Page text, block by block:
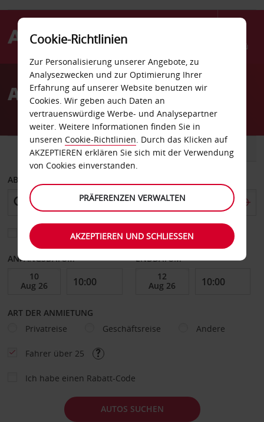
Menü
AvisAutovermietung Zeitz
FAHRZEUG TRANSPORTER
ABHOLEN VON
Eine andere Rückgabestation auswählen
ANFANGSDATUM ENDDATUM
ART DER ANMIETUNG
Privatreise
Geschäftsreise Andere
Fahrer über 25
Ich habe einen Rabatt-Code
AUTOS SUCHEN
Cookie-Richtlinien
Zur Personalisierung unserer Angebote, zu
Analysezwecken und zur Optimierung Ihrer
Erfahrung auf unserer Website benutzen wir
Cookies. Wir geben auch Daten an
vertrauenswürdige Werbe- und Analysepartner
weiter. Weitere Informationen finden Sie in
unseren Cookie-Richtlinien. Durch das Klicken auf
AKZEPTIEREN erklären Sie sich mit der Verwendung
von Cookies einverstanden.
PRÄFERENZEN VERWALTEN
AKZEPTIEREN UND SCHLIESSEN